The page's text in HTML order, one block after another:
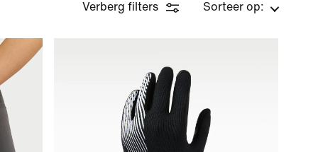
Verberg filters Sorteer op: